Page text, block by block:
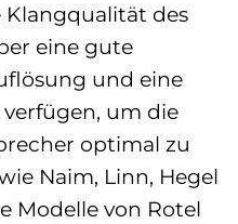
Klangqualität des
eine gute
und eine
um die
optimal zu
Naim, Linn, Hegel
Modelle von Rotel